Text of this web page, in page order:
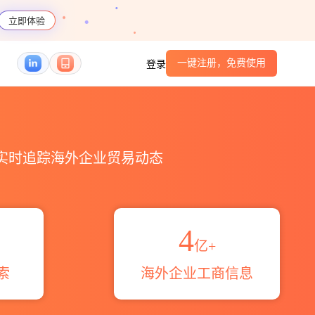
立即体验
登录 一键注册，免费使用
时追踪海外企业贸易动态
4亿+
海外企业工商信息